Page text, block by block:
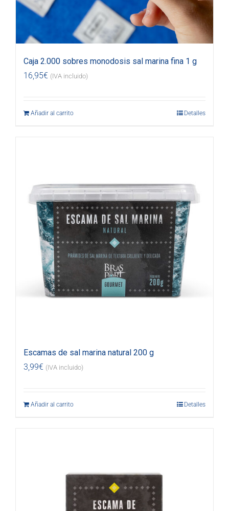
Caja 2.000 sobres monodosis sal marina fina 1 g
16,95€ (IVA incluido)
Añadir al carrito Detalles
Escamas de sal marina natural 200 g
3,99€ (IVA incluido)
Añadir al carrito Detalles